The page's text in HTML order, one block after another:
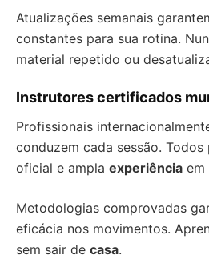
Atualizações semanais
constantes para sua rotina.
material repetido ou
Instrutores certificados
Profissionais
conduzem cada sessão.
oficial e ampla experiência em
Metodologias comprovadas
eficácia nos movimentos.
sem sair de casa.